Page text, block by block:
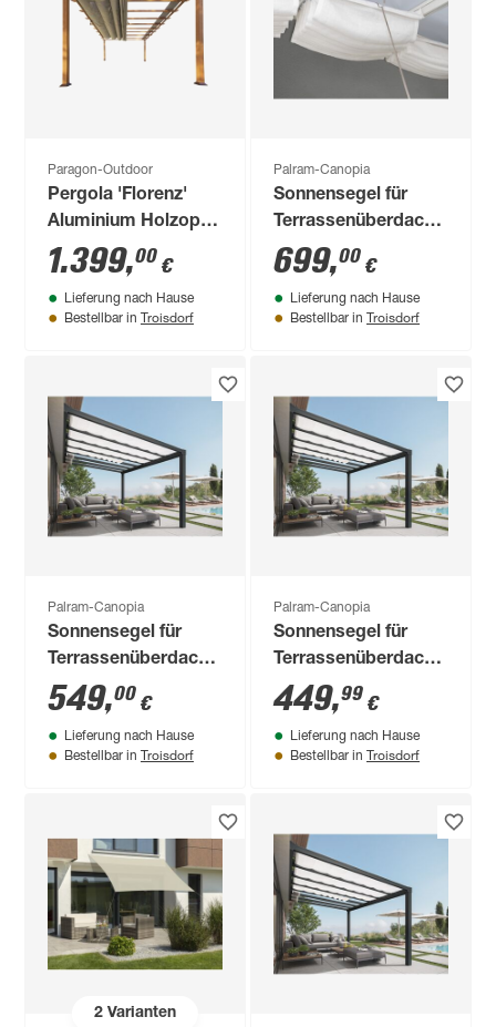
Paragon-Outdoor
Pergola 'Florenz'
Aluminium Holzoptik
mit Sonnensegel 350
x 505 x 236 cm
1.399,00 €
Lieferung nach Hause
Bestellbar in Troisdorf
Palram-Canopia
Sonnensegel für
Terrassenüberdachung
3 x 9,7 m
699,00 €
Lieferung nach Hause
Bestellbar in Troisdorf
Palram-Canopia
Sonnensegel für
Terrassenüberdachung
'Stockholm' 325 x
64,5 cm 11 Stück
549,00 €
Lieferung nach Hause
Bestellbar in Troisdorf
Palram-Canopia
Sonnensegel für
Terrassenüberdachung
'Stockholm' 325 x
64,5 cm 9 Stück
449,99 €
Lieferung nach Hause
Bestellbar in Troisdorf
2Varianten